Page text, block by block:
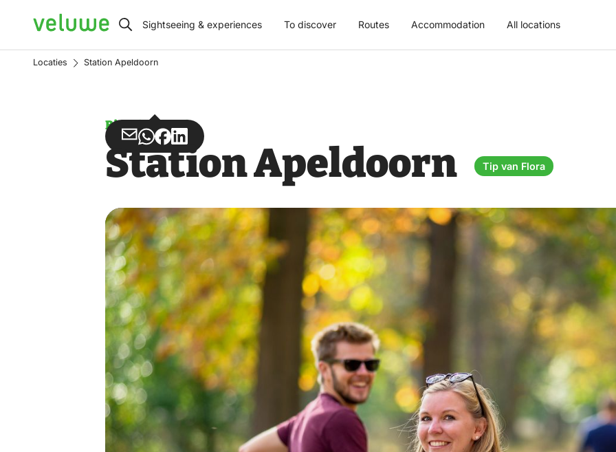
Veluwe Sightseeing & experiences To discover Routes Accommodation All locations
Locaties Station Apeldoorn
Bicycle rental
Share
via
Share
via
Share
on
Share
on
Station Apeldoorn Tip van Flora